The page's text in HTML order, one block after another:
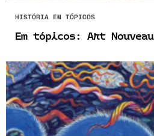
HISTÓRIA EM TÓPICOS
Em tópicos: Art Nouveau